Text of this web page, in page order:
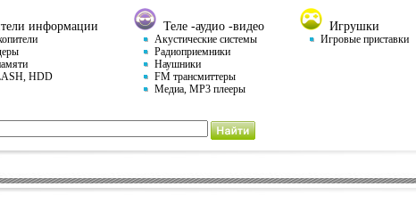
информации
HDD
Теле -аудио -видео
Акустические системы
Радиоприемники
Наушники
FM трансмиттеры
Медиа, MP3 плееры
Игрушки
Игровые приставки